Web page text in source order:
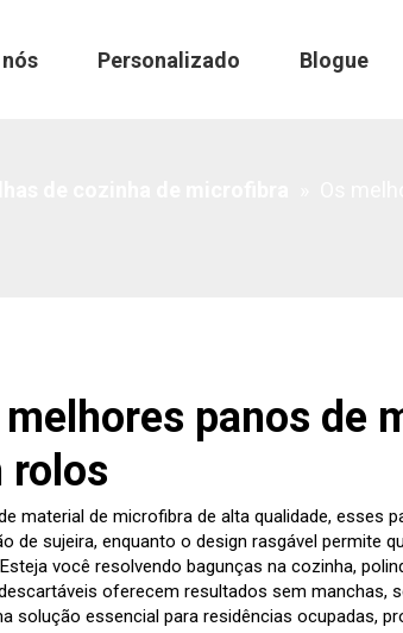
Personalizado Blogue
melhores panos de
rolos
material de microfibra de alta qualidade, esses
de sujeira, enquanto o design rasgável permite
você resolvendo bagunças na cozinha,
​​oferecem resultados sem manchas,
solução essencial para residências ocupadas,